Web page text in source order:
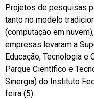
Projetos de pesquisas
tanto no modelo
(computação em
empresas levaram a
Educação, Tecnologia e
Parque Científico e
Sinergia) do Instituto
feira (5).